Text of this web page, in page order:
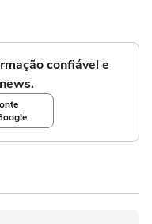
confiável e